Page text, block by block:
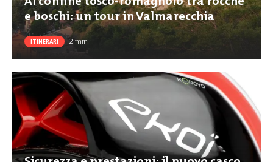
e boschi: un tour in Valmarecchia
ITINERARI 2min